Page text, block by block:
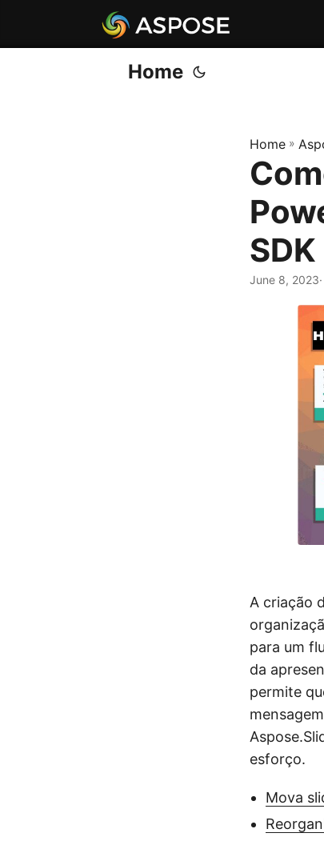
Home
Home »
SDK
June 8, 2023
A criação
para um
da
permite
esforço.
Mova